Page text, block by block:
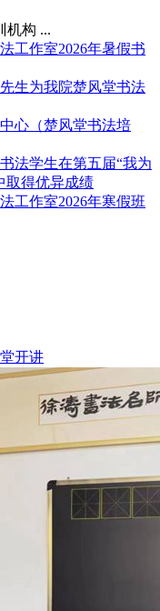
构 ...
工作室2026年暑假书
生为我院楚风堂书法
心（楚风堂书法培
法学生在第五届“我为
取得优异成绩
工作室2026年寒假班
开讲